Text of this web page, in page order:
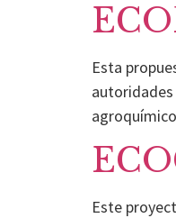
Esta
Este